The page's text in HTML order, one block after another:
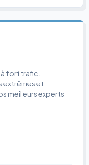
fort trafic.
extrêmes et
meilleurs experts